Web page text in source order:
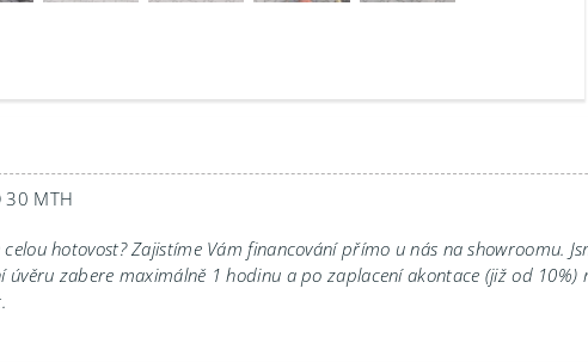
30 MTH
hotovost? Zajistíme Vám financování přímo u nás na showroomu.
úvěru zabere maximálně 1 hodinu a po zaplacení akontace (již od 10%)